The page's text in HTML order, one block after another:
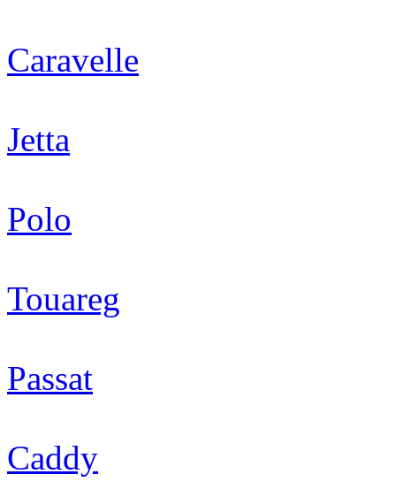
Caravelle
Jetta
Polo
Touareg
Passat
Caddy